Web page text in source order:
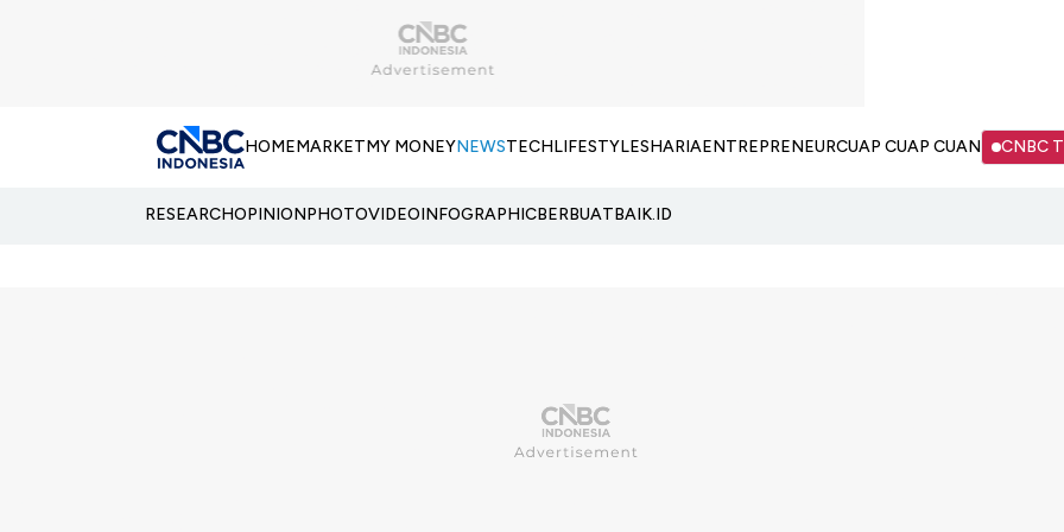
HOMEMARKETMY MONEYNEWSTECHLIFESTYLESHARIAENTREPRENEURCUAP CUAP CUAN CNBC
RESEARCHOPINIONPHOTOVIDEOINFOGRAPHICBERBUATBAIK.ID